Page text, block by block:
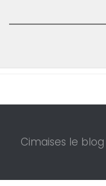
Cimaises le